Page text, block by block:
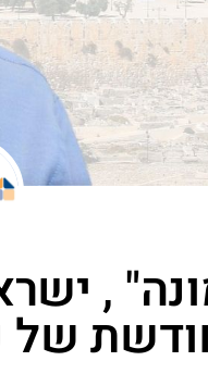
,
של